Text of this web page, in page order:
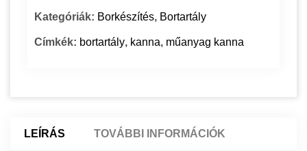
Kategóriák: Borkészítés, Bortartály
Címkék: bortartály, kanna, műanyag kanna
LEÍRÁS TOVÁBBI INFORMÁCIÓK